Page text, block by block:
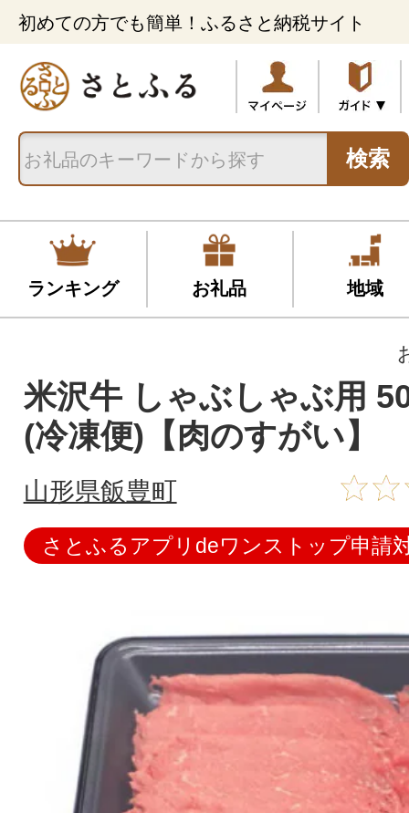
初めての方でも簡単！ふるさと納税サイト
検索
ランキング お礼品 地域
米沢牛 しゃぶしゃぶ用
(冷凍便)【肉のすがい】
山形県飯豊町
さとふるアプリdeワンストップ申請